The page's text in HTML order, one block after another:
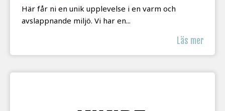
Här får ni en unik upplevelse i en varm och
avslappnande miljö. Vi har en...
Läs mer